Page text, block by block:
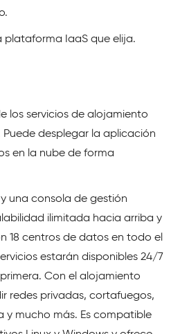
plataforma IaaS que elija.
los servicios de alojamiento
Puede desplegar la aplicación
en la nube de forma
una consola de gestión
ilimitada hacia arriba y
18 centros de datos en todo el
estarán disponibles 24/7
Con el alojamiento
redes privadas, cortafuegos,
y mucho más. Es compatible